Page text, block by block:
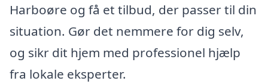
Harboøre og få et tilbud, der passer til din
situation. Gør det nemmere for dig selv,
og sikr dit hjem med professionel hjælp
fra lokale eksperter.